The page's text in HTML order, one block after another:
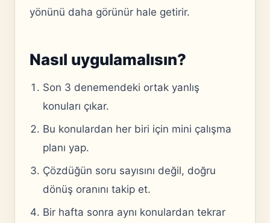
yönünü daha görünür hale getirir.
Nasıl uygulamalısın?
Son 3 denemendeki ortak yanlış
konuları çıkar.
Bu konulardan her biri için mini çalışma
planı yap.
Çözdüğün soru sayısını değil, doğru
dönüş oranını takip et.
Bir hafta sonra aynı konulardan tekrar